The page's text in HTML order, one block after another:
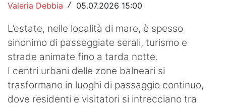
Eventi
Valeria Debbia / 05.07.2026 15:00
L’estate, nelle località di mare, è spesso
sinonimo di passeggiate serali, turismo e
strade animate fino a tarda notte.
I centri urbani delle zone balneari si
trasformano in luoghi di passaggio continuo,
dove residenti e visitatori si intrecciano tra